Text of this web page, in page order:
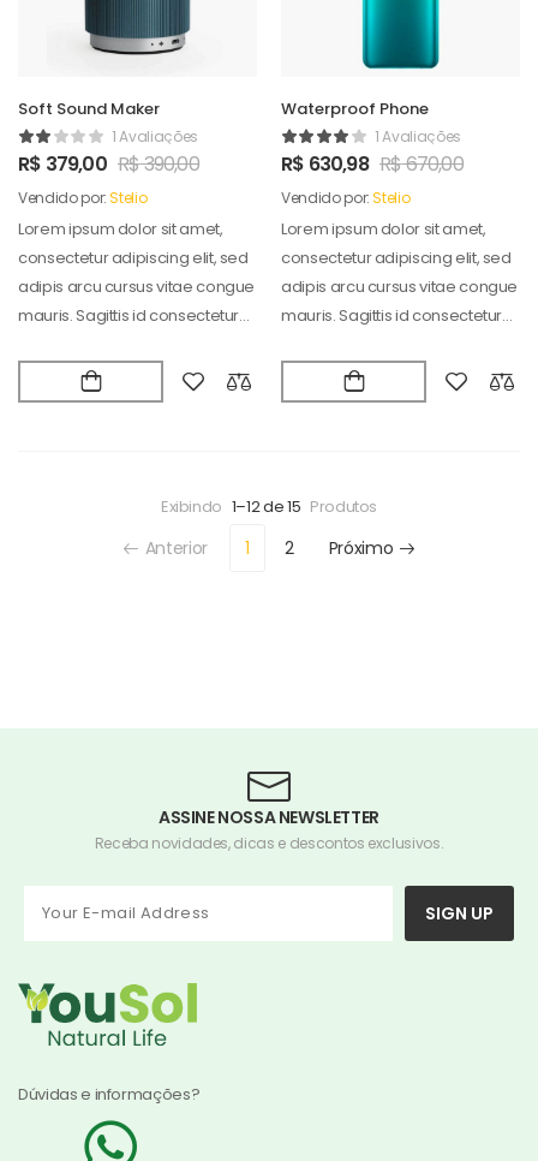
Soft Sound Maker
1 Avaliações
R$ 379,00 R$390,00
Vendido por:Stelio
Lorem ipsum dolor sit amet,
consectetur adipiscing elit, sed
adipis arcu cursus vitae congue
mauris. Sagittis id consectetur
Waterproof Phone
1 Avaliações
R$ 630,98 R$670,00
Vendido por:Stelio
Lorem ipsum dolor sit amet,
consectetur adipiscing elit, sed
adipis arcu cursus vitae congue
mauris. Sagittis id consectetur
Exibindo 1–12 de 15 Produtos
Anterior 1 2 Próximo
ASSINE NOSSA NEWSLETTER
Receba novidades, dicas e descontos exclusivos.
SIGN UP
Dúvidas e informações?